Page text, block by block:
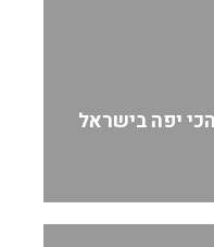
יפה בישראל